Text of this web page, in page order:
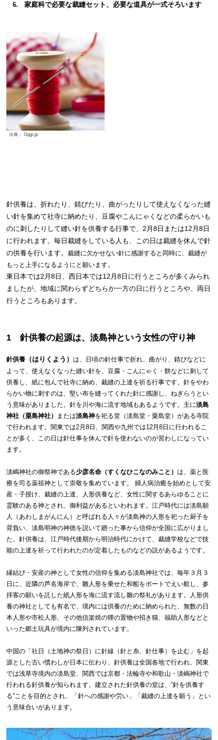
6. 家庭科で必要な裁縫セット、必要な道具が一式そろいます
出典： Oggi.jp
針供養は、折れたり、錆びたり、曲がったりして使えなくなった縫
い針を集めて社寺に納めたり、豆腐やこんにゃくなどの柔らかいも
のに刺したりして縫い針を供養する行事で、2月8日または12月8日
に行われます。 毎日裁縫をしている人も、この日は裁縫を休んで針
の供養を行います。 裁縫に欠かせない針に感謝すると同時に、裁縫が
もっと上手になるようにと願います。
東日本では2月8日、西日本では12月8日に行うところが多くみられ
ましたが、地域に関わらずどちらか一方の日に行うところや、両日
行うところもあります。
1 針供養の起源は、淡島神という女性の守り神
針供養 （はりくよう） は、日頃の針仕事で折れ、曲がり、錆びなどに
よって、使えなくなった縫い針を、豆腐・こんにゃく・餅などに刺して
供養し、紙に包んで社寺に納め、裁縫の上達を祈る行事です。針をやわ
らかい物に刺すのは、堅い布を縫ってくれた針に感謝し、ねぎらうとい
う意味がありました。針を川や海に流す地域もあるようです。主に淡島
神社（粟島神社）
または淡島神を祀る堂（淡島堂・粟島堂）がある寺院
で行われます。関東では2月8日、関西や九州では12月8日に行われるこ
とが多く、この日は針仕事を休んで針を使わないのが習わしになってい
ます。
淡嶋神社の御祭神である少彦名命（すくなひこなのみこと） は、薬と医
療を司る薬祖神として崇敬を集めています。 婦人病治癒を始めとして安
産・子授け、裁縫の上達、人形供養など、女性に関するあらゆることに
霊験のある神とされ、御利益があるといわれます。江戸時代には淡島願
人（あわしまがんにん）と呼ばれる人々が淡島神の人形を祀った厨子を
背負い、淡島明神の神徳を説いて廻った事から信仰が全国に広がりまし
た。針供養は、江戸時代後期から明治時代にかけて、裁縫学校などで技
能の上達を祈って行われたのが定着したものなどの説があるようです。
縁結び・安産の神として女性の信仰を集める淡島神社では、毎年３月３
日に、近隣の芦名海岸で、雛人形を乗せた和船をボートでえい航し、参
拝客の願いを託した紙人形を海に流す流し雛の祭礼があります。人形供
養の神社としても有名で、境内には供養のために納められた、無数の日
本人形や市松人形、その他信楽焼の狸の置物や招き猫、福助人形などと
いった郷土玩具が境内に陳列されています。
中国の「社日（土地神の祭日）に針線（針と糸、針仕事）を止む」を起
源とした古い慣わしが日本に伝わり、針供養は全国各地で行われ、関東
では浅草寺境内の淡島堂、関西では京都・法輪寺や和歌山・淡嶋神社で
行われる針供養が知られます。建立された針供養の堂は、”針を供養す
る”ことを目的とされ、「針への感謝や労い」「裁縫の上達を願う」とい
う意味合いがあります。